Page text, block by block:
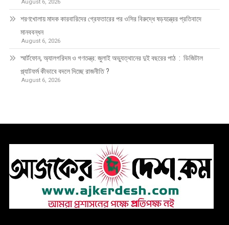
August 6, 2026
শরণখোলায় মাদক কারবারিদের গ্রেফতারের পর ওসির বিরুদ্ধে ষড়যন্ত্রের প্রতিবাদে
মানববন্ধন
August 6, 2026
স্মার্টফোন, অ্যালগরিদম ও গণতন্ত্র: জুলাই অভ্যুত্থানের দুই বছরের পাঠ : ডিজিটাল
প্ল্যাটফর্ম কীভাবে বদলে দিচ্ছে রাজনীতি ?
August 6, 2026